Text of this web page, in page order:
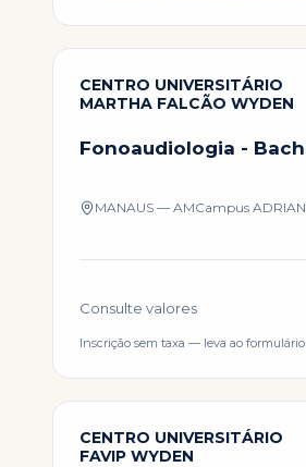
CENTRO UNIVERSITÁRIO
MARTHA FALCÃO WYDEN
Fonoaudiologia -
MANAUS — AMCampus
Consulte valores
Inscrição sem taxa — leva ao
CENTRO UNIVERSITÁRIO
FAVIP WYDEN